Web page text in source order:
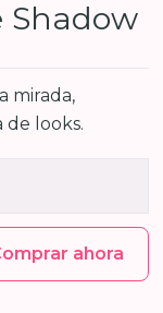
Shadow
mirada,
looks.
ahora